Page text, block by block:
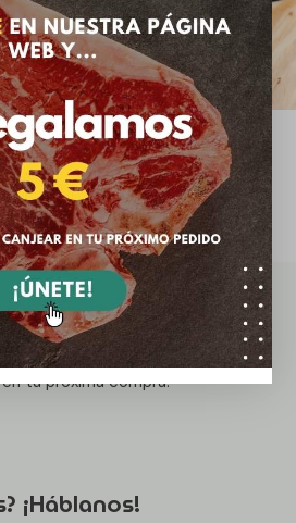
newsletter y recibe un
tu próxima compra!
¡Háblanos!